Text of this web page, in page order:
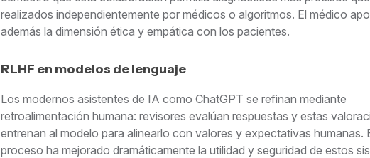
realizados independientemente por médicos o algoritmos. El médico
además la dimensión ética y empática con los pacientes.
RLHF en modelos de lenguaje
Los modernos asistentes de IA como ChatGPT se refinan mediante
retroalimentación humana: revisores evalúan respuestas y estas
entrenan al modelo para alinearlo con valores y expectativas humanas.
proceso ha mejorado dramáticamente la utilidad y seguridad de estos